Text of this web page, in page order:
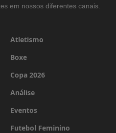
em nossos diferentes canais.
Atletismo
Boxe
Copa 2026
Análise
Eventos
Futebol Feminino